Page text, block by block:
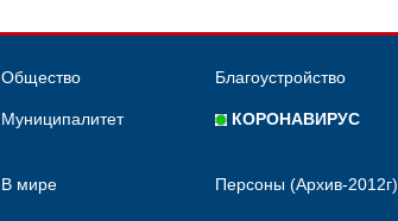
Общество Благоустройство
Муниципалитет КОРОНАВИРУС
В мире Персоны (Архив-2012г)